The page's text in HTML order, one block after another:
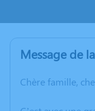
Message de
Chère famille,